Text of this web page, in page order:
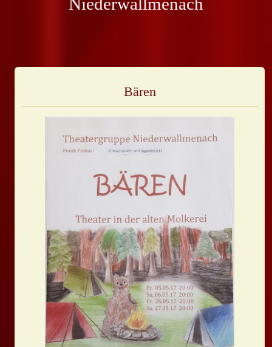
Niederwallmenach
Bären